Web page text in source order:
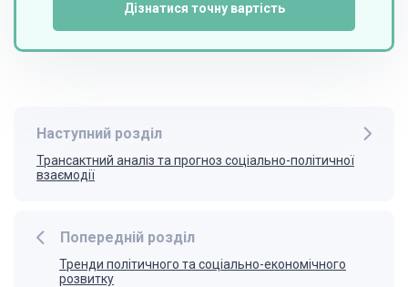
Дізнатися точну вартість
Попередній розділ
Тренди політичного та соціально-економічного
розвитку
Наступний розділ
Трансактний аналіз та прогноз соціально-політичної
взаємодії